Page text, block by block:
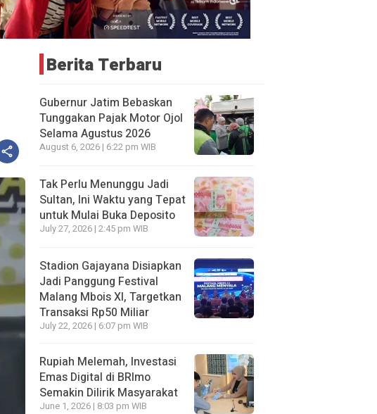
Berita Terbaru
Gubernur Jatim Bebaskan
Tunggakan Pajak Motor Ojol
Selama Agustus 2026
August 6, 2026 | 6:22 pm WIB
Tak Perlu Menunggu Jadi
Sultan, Ini Waktu yang Tepat
untuk Mulai Buka Deposito
July 27, 2026 | 2:45 pm WIB
Stadion Gajayana Disiapkan
Jadi Panggung Festival
Malang Mbois XI, Targetkan
Transaksi Rp50 Miliar
July 22, 2026 | 6:07 pm WIB
Rupiah Melemah, Investasi
Emas Digital di BRImo
Semakin Dilirik Masyarakat
June 1, 2026 | 8:03 pm WIB